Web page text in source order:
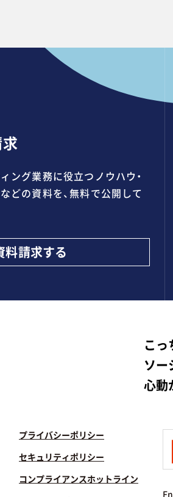
ング業務に役立つノウハウ・
どの資料を、無料で公開して
料請求する
こっ
ソー
心動
プライバシーポリシー
セキュリティポリシー
コンプライアンスホットライン